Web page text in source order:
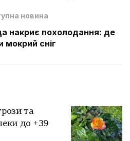
новина
накриє похолодання: де
мокрий сніг
та
до +39